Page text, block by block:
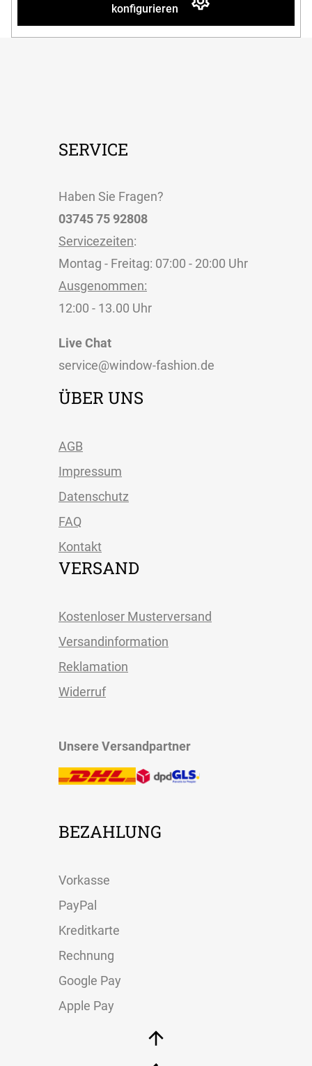
konfigurieren
SERVICE
Haben Sie Fragen?
03745 75 92808
Servicezeiten:
Montag - Freitag: 07:00 - 20:00 Uhr
Ausgenommen:
12:00 - 13.00 Uhr
Live Chat
service@window-fashion.de
ÜBER UNS
AGB
Impressum
Datenschutz
FAQ
Kontakt
VERSAND
Kostenloser Musterversand
Versandinformation
Reklamation
Widerruf
Unsere Versandpartner
BEZAHLUNG
Vorkasse
PayPal
Kreditkarte
Rechnung
Google Pay
Apple Pay